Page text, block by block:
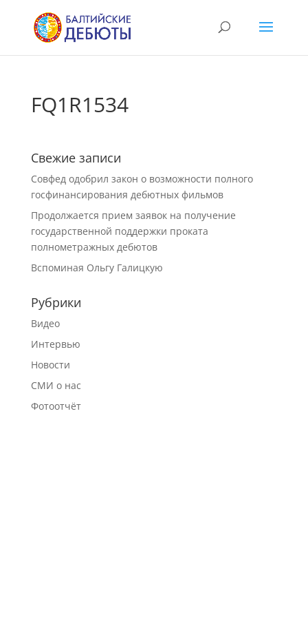
FQ1R1534
Свежие записи
Совфед одобрил закон о возможности полного
госфинансирования дебютных фильмов
Продолжается прием заявок на получение
государственной поддержки проката
полнометражных дебютов
Вспоминая Ольгу Галицкую
Рубрики
Видео
Интервью
Новости
СМИ о нас
Фотоотчёт